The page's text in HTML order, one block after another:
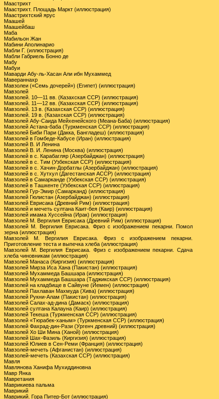
Маастрихт
Маастрихт. Площадь Маркт (иллюстрация)
Маастрихтский ярус
Маашей
Маашейбаш
Маба
Мабильон Жан
Мабини Аполинарио
Мабли Г. (иллюстрация)
Мабли Габриель Бонно де
Мабу
Мабуи
Маварди Абу-ль-Хасан Али ибн Мухаммед
Мавераннахр
Мавзолеи («Семь дочерей») (Египет) (иллюстрация)
Мавзолей
Мавзолей. 10—11 вв. (Казахская ССР) (иллюстрация)
Мавзолей. 11—12 вв. (Казахская ССР) (иллюстрация)
Мавзолей. 13 в. (Казахская ССР) (иллюстрация)
Мавзолей. 19 в. (Казахская ССР) (иллюстрация)
Мавзолей Абу-Саида Мейхенейского (Меана-Баба) (иллюстрация)
Мавзолей Астана-баба (Туркменская ССР) (иллюстрация)
Мавзолей Биби Пари (Дакка, Бангладеш) (иллюстрация)
Мавзолей в Гомбеде-Кабусе (Иран) (иллюстрация)
Мавзолей В. И Ленина
Мавзолей В. И. Ленина (Москва) (иллюстрация)
Мавзолей в с. Карабагляр (Азербайджан) (иллюстрация)
Мавзолей в с. Тим (Узбекская ССР) (иллюстрация)
Мавзолей в с. Хачин-Дорбатлы (Азербайджан) (иллюстрация)
Мавзолей в с. Хутхул (Дагестанская АССР) (иллюстрация)
Мавзолей в Самарканде (Узбекская ССР) (иллюстрация)
Мавзолей в Ташкенте (Узбекская ССР) (иллюстрация)
Мавзолей Гур-Эмир (Самарканд) (иллюстрация)
Мавзолей Гюлистан (Азербайджан) (иллюстрация)
Мавзолей Еврисака (Древний Рим) (иллюстрация)
Мавзолей и мечеть султана Каит-бея (Каир) (иллюстрация)
Мавзолей имама Хуссейна (Ирак) (иллюстрация)
Мавзолей М. Вергилия Еврисака (Древний Рим) (иллюстрация)
Мавзолей М. Вергилия Еврисака. Фриз с изображением пекарни. Помол
зерна (иллюстрация)
Мавзолей М. Вергилия Еврисака. Фриз с изображением пекарни.
Приготовление теста и выпечка хлеба (иллюстрация)
Мавзолей М. Вергилия Еврисака. Фриз с изображением пекарни. Сдача
хлеба чиновникам (иллюстрация)
Мавзолей Манаса (Киргизия) (иллюстрация)
Мавзолей Мирза Иса Хана (Пакистан) (иллюстрация)
Мавзолей Мухаммеда Башшара (иллюстрация)
Мавзолей Мухаммеда Башшара (Таджикская ССР) (иллюстрация)
Мавзолей на кладбище в Сайвуне (Йемен) (иллюстрация)
Мавзолей Пахлаван Махмуда (Хива) (иллюстрация)
Мавзолей Рукни-Алам (Пакистан) (иллюстрация)
Мавзолей Салах-ад-дина (Дамаск) (иллюстрация)
Мавзолей султана Калауна (Каир) (иллюстрация)
Мавзолей Текеша (Туркменская ССР) (иллюстрация)
Мавзолей «Тюрабек-ханым» (Туркменская ССР) (иллюстрация)
Мавзолей Фахрад-дин-Рази (Ургенч древний) (иллюстрация)
Мавзолей Хо Ши Мина (Ханой) (иллюстрация)
Мавзолей Шах-Фазиль (Киргизия) (иллюстрация)
Мавзолей Юлиев в Сен-Реми (Франция) (иллюстрация)
Мавзолей-мечеть (Афганистан) (иллюстрация)
Мавзолей-мечеть (Казахская ССР) (иллюстрация)
Мавля
Мавлянова Ханифа Мухиддиновна
Мавр Янка
Мавретания
Маврикиева пальма
Маврикий
Маврикий. Гора Питер-Бот (иллюстрация)